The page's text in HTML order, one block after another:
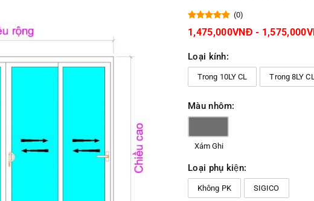
(0)
1,475,000VNĐ -
Loại kính:
Trong 10LY CL Trong 8LY CL
Màu nhôm:
Xám Ghi
Loại phụ kiện:
Không PK SIGICO